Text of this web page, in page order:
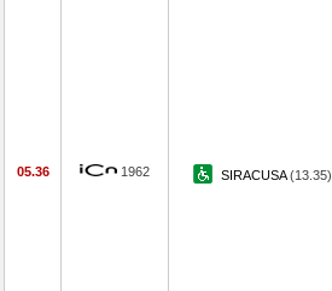
05.36 1962 SIRACUSA(13.35)